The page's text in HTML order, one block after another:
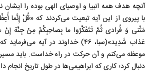
آنچه هدف همه انبیا و اوصیای الهی بوده را ایشان
با پیروی از این آیه تبعیت می‌کردند که «قُلْ إِنَّما
مَثْنى وَ فُرادى ثُمَّ تَتَفَکَّرُوا ما بِصاحِبِکُمْ مِنْ جِنَّة إِنْ
عَذاب شَدِید»(سبا، ۴۶) خداوند در آیه
موعظه می‌کنم و آن حرکت در راه خداست‌. باید
دنبال کرد؛ کاری که ابراهیمی‌ها در طول تاریخ انجام